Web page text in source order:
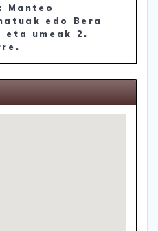
edo Bera
eta umeak 2.